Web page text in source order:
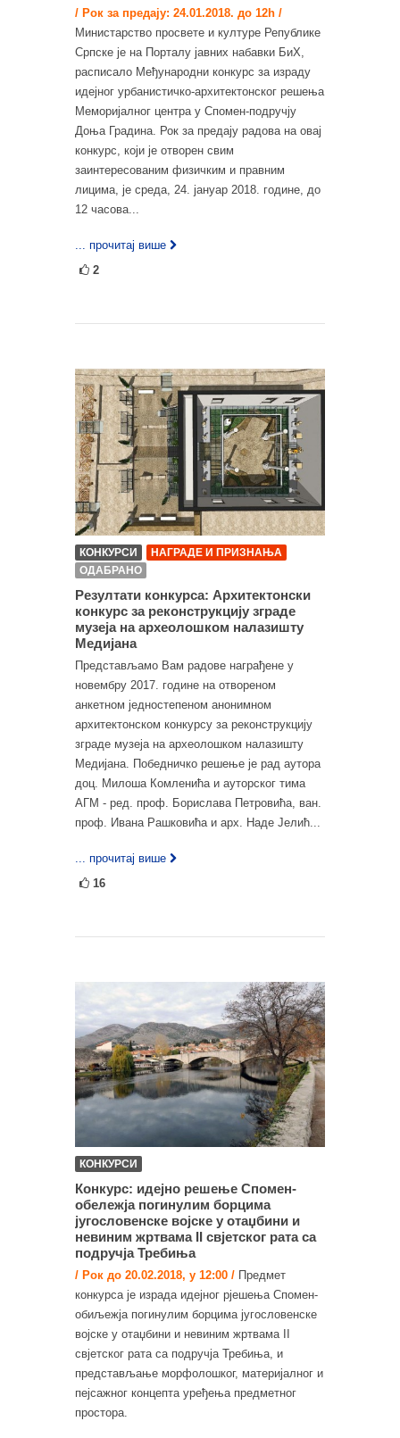
/ Рок за предају: 24.01.2018. до 12h /
Министарство просвете и културе Републике
Српске је на Порталу јавних набавки БиХ,
расписало Међународни конкурс за израду
идејног урбанистичко-архитектонског решења
Меморијалног центра у Спомен-подручју
Доња Градина. Рок за предају радова на овај
конкурс, који је отворен свим
заинтересованим физичким и правним
лицима, је среда, 24. јануар 2018. године, до
12 часова...
... прочитај више
2
КОНКУРСИ
НАГРАДЕ И ПРИЗНАЊА
ОДАБРАНО
Резултати конкурса: Архитектонски
конкурс за реконструкцију зграде
музеја на археолошком налазишту
Медијана
Представљамо Вам радове награђене у
новембру 2017. године на отвореном
анкетном једностепеном анонимном
архитектонском конкурсу за реконструкцију
зграде музеја на археолошком налазишту
Медијана. Победничко решење је рад аутора
доц. Милоша Комленића и ауторског тима
АГМ - ред. проф. Борислава Петровића, ван.
проф. Ивана Рашковића и арх. Наде Јелић...
... прочитај више
16
КОНКУРСИ
Конкурс: идејно решење Спомен-
oбележја погинулим борцима
југословенске војске у отаџбини и
невиним жртвама II свјетског рата са
подручја Требиња
/ Рок до 20.02.2018, у 12:00 / Предмет
конкурса је израда идејног рјешења Спомен-
oбиљежја погинулим борцима југословенске
војске у отаџбини и невиним жртвама II
свјетског рата са подручја Требиња, и
представљање морфолошког, материјалног и
пејсажног концепта уређења предметног
простора.